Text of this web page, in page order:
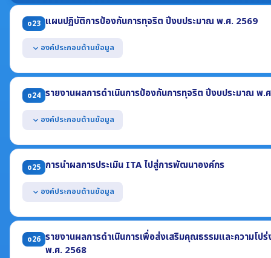
(3) ผลการดำเนินการตามมาตรการหรือการจัดการความเสี่ยง
o23 แผนปฏิบัติการป้องกันการทุจริต ปีงบประมาณ พ.ศ. 2569
expand_more องค์ประกอบด้านข้อมูล
แสดงแผนปฏิบัติการป้องกันการทุจริตที่มีวัตถุประสงค์เพื่อส่งเสริมความ
(1) มาตรการ หรือโครงการ หรือกิจกรรม
(2) งบประมาณแต่ละมาตรการ/โครงการ/กิจกรรม
(3) ช่วงระยะเวลาดำเนินการ
เป็นแผนที่มีระยะเวลาบังคับใช้ครอบคลุมปี พ.ศ. 2569
o24 รายงานผลการดำเนินการป้องกันการทุจริต ปีงบประมาณ พ.
expand_more องค์ประกอบด้านข้อมูล
แสดงผลการดำเนินการป้องกันการทุจริต ปี พ.ศ. 2568 อย่างน้อยประก
(1) มาตรการ/โครงการ/กิจกรรม (2) ผลการดำเนินงาน
(3) ผลการใช้จ่ายงบประมาณ (4) ช่วงระยะเวลาในการดำเนินการ
o25 การนำผลการประเมิน ITA ไปสู่การพัฒนาองค์กร
expand_more องค์ประกอบด้านข้อมูล
แสดงการวิเคราะห์ผลการประเมิน ITA ในปี พ.ศ. 2568 ให้ครอบคลุมทั้ง
แสดงการนำผลการวิเคราะห์ไปสู่การปรับปรุง หรือพัฒนาองค์กร อย่างน้
(1) มาตรการ/โครงการ/กิจกรรม (2) ผลการวิเคราะห์ตัวชี้วัดที่สอดคล้อง
o26 รายงานผลการดำเนินการเพื่อส่งเสริมคุณธรรมและความโป
พ.ศ. 2568